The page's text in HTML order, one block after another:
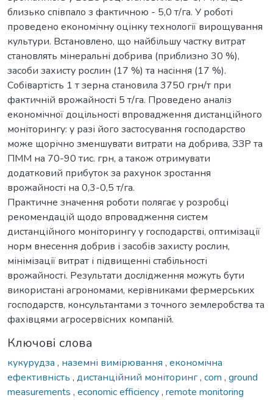
близько співпало з фактичною - 5,0 т/га. У роботі
проведено економічну оцінку технології вирощування
культури. Встановлено, що найбільшу частку витрат
становлять мінеральні добрива (приблизно 30 %),
засоби захисту рослин (17 %) та насіння (17 %).
Собівартість 1 т зерна становила 3750 грн/т при
фактичній врожайності 5 т/га. Проведено аналіз
економічної доцільності впровадження дистанційного
моніторингу: у разі його застосування господарство
може щорічно зменшувати витрати на добрива, ЗЗР та
ПММ на 70-90 тис. грн, а також отримувати
додатковий прибуток за рахунок зростання
врожайності на 0,3-0,5 т/га.
Практичне значення роботи полягає у розробці
рекомендацій щодо впровадження систем
дистанційного моніторингу у господарстві, оптимізації
норм внесення добрив і засобів захисту рослин,
мінімізації витрат і підвищенні стабільності
врожайності. Результати дослідження можуть бути
використані агрономами, керівниками фермерських
господарств, консультантами з точного землеробства та
фахівцями агросервісних компаній.
Ключові слова
кукурудза , наземні вимірювання , економічна
ефективність , дистанційний моніторинг, corn , ground
measurements , economic efficiency, remote monitoring